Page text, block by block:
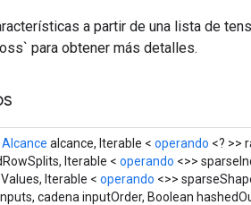
a partir de una lista de
para obtener más detalles.
Alcance alcance, Iterable < operando <? >>
Iterable < operando <>>
Iterable < operando <>>
cadena inputOrder, Boolean